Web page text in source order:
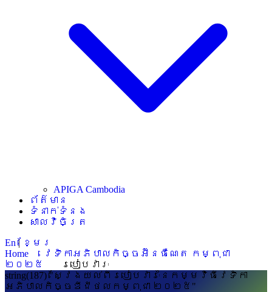
APIGA Cambodia
ព័ត៌មាន
ទំនាក់ទំនង
សាលវិចិត្រ
En | ខ្មែរ
Home
វេទិកាអភិបាលកិច្ចអ៊ីនធឺណេត កម្ពុជា
២០២៥
របៀបវារៈ
string(187) "ស្វែងយល់ពីរបៀបវារៈនៃកម្មវិធីវេទិកា
អភិបាលកិច្ចឌីជីថលកម្ពុជា ២០២៥"